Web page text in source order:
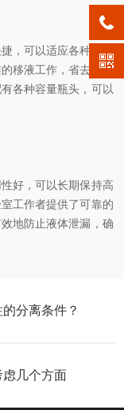
可以适应各种使用
移液工作，省去了复
各种容量瓶头，可以
好，可以长期保持高
工作者提供了可靠的
地防止液体泄漏，确
分离条件？
几个方面